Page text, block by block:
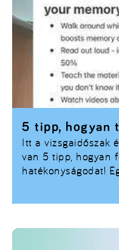
Itt a vizsgaidőszak
van 5 tipp, hogyan
hatékonyságodat!
5 tipp, hogyan